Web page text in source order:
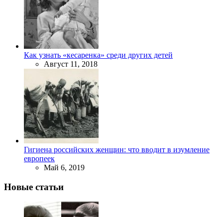
Как узнать «кесаренка» среди других детей
Август 11, 2018
Гигиена российских женщин: что вводит в изумление
европеек
Май 6, 2019
Новые статьи